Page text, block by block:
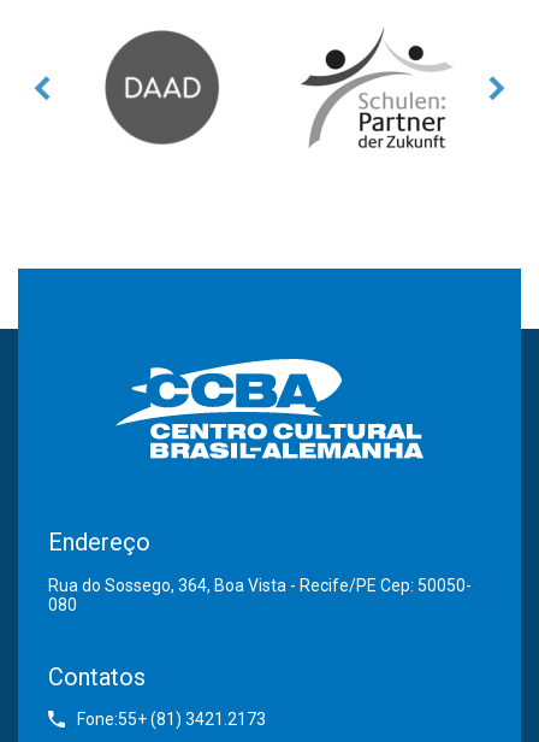
Endereço
Rua do Sossego, 364, Boa Vista - Recife/PE Cep: 50050-
080
Contatos
Fone:55+ (81) 3421.2173